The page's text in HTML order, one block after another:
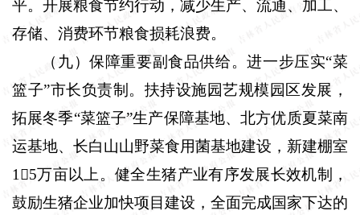
平。开展粮食节约行动，减少生产、流通、加工、
存储、消费环节粮食损耗浪费。
（九）保障重要副食品供给。进一步压实“菜
篮子”市长负责制。扶持设施园艺规模园区发展，
拓展冬季“菜篮子”生产保障基地、北方优质夏菜南
运基地、长白山山野菜食用菌基地建设，新建棚室
1 5万亩以上。健全生猪产业有序发展长效机制，
鼓励生猪企业加快项目建设，全面完成国家下达的